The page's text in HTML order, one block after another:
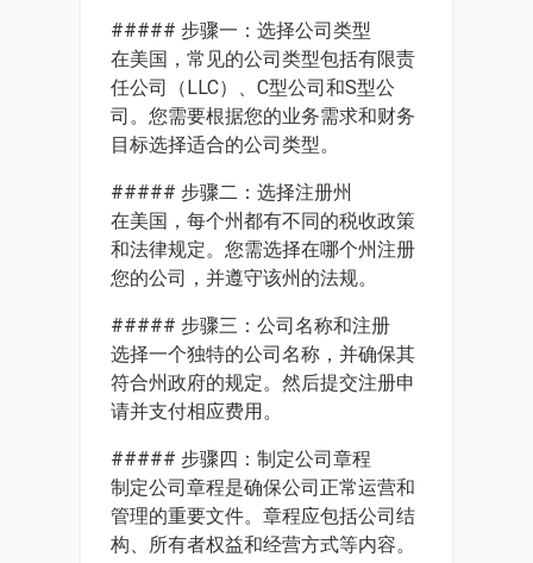
##### 步骤一：选择公司类型
在美国，常见的公司类型包括有限责
任公司（LLC）、C型公司和S型公
司。您需要根据您的业务需求和财务
目标选择适合的公司类型。
##### 步骤二：选择注册州
在美国，每个州都有不同的税收政策
和法律规定。您需选择在哪个州注册
您的公司，并遵守该州的法规。
##### 步骤三：公司名称和注册
选择一个独特的公司名称，并确保其
符合州政府的规定。然后提交注册申
请并支付相应费用。
##### 步骤四：制定公司章程
制定公司章程是确保公司正常运营和
管理的重要文件。章程应包括公司结
构、所有者权益和经营方式等内容。